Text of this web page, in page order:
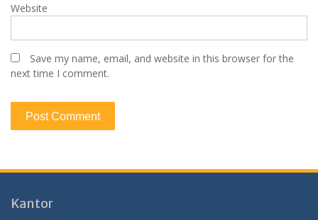
Website
Save my name, email, and website in this browser for the
next time I comment.
Kantor